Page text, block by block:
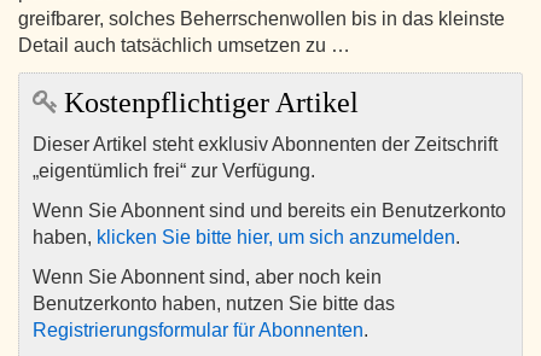
greifbarer, solches Beherrschenwollen bis in das kleinste
Detail auch tatsächlich umsetzen zu …
Kostenpflichtiger Artikel
Dieser Artikel steht exklusiv Abonnenten der Zeitschrift
„eigentümlich frei“ zur Verfügung.
Wenn Sie Abonnent sind und bereits ein Benutzerkonto
haben, klicken Sie bitte hier, um sich anzumelden.
Wenn Sie Abonnent sind, aber noch kein
Benutzerkonto haben, nutzen Sie bitte das
Registrierungsformular für Abonnenten.